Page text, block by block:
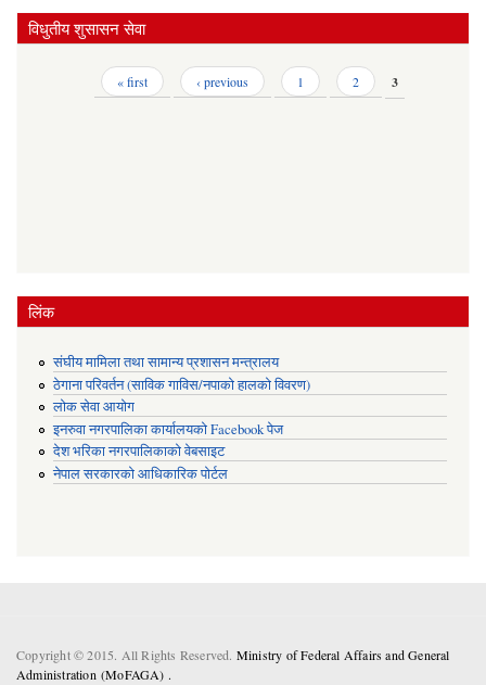
विधुतीय शुसासन सेवा
« first ‹ previous 1 2 3
लिंक
संघीय मामिला तथा सामान्य प्रशासन मन्त्रालय
ठेगाना परिवर्तन (साविक गाविस/नपाको हालको विवरण)
लोक सेवा आयोग
इनरुवा नगरपालिका कार्यालयको Facebook पेज
देश भरिका नगरपालिकाको वेबसाइट
नेपाल सरकारको आधिकारिक पोर्टल
Copyright © 2015. All Rights Reserved. Ministry of Federal Affairs and General
Administration (MoFAGA) .